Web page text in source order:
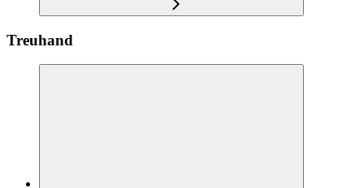
Treuhand